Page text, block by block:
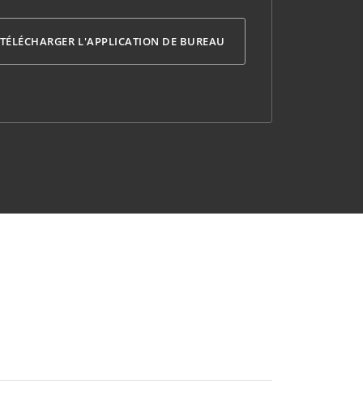
TÉLÉCHARGER L'APPLICATION DE BUREAU